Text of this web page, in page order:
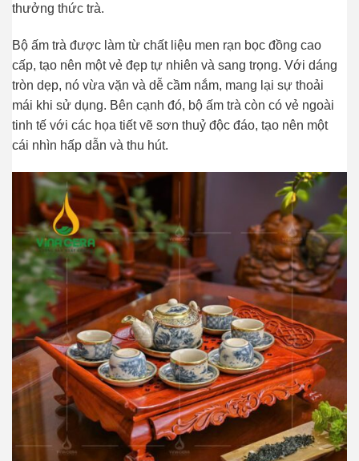
thưởng thức trà.
Bộ ấm trà được làm từ chất liệu men rạn bọc đồng cao
cấp, tạo nên một vẻ đẹp tự nhiên và sang trọng. Với dáng
tròn dẹp, nó vừa vặn và dễ cầm nắm, mang lại sự thoải
mái khi sử dụng. Bên cạnh đó, bộ ấm trà còn có vẻ ngoài
tinh tế với các họa tiết vẽ sơn thuỷ độc đáo, tạo nên một
cái nhìn hấp dẫn và thu hút.